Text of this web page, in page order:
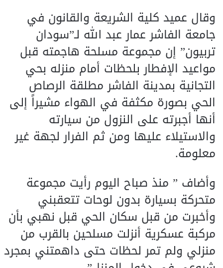
وقال عميد كلية الشريعة والقانون في
جامعة الفاشر عمار عبد الله لـ”سودان
تربيون” إن مجموعة مسلحة هاجمته قبل
مواعيد الإفطار بلحظات أمام منزله بحي
التجانية بمدينة الفاشر مطلقة الرصاص
الحي بصورة مكثفة في الهواء مشيراً إلى
أنها أجبرته على النزول من سيارته
والاستيلاء عليها ومن ثم الفرار لجهة غير
معلومة.
وأضاف ” منذ صباح اليوم رأيت مجموعة
متحركة بسيارة بدون لوحات تتعقبني
وأخبرت من قبل سكان الحي قبل نهبي بأن
مركبة عسكرية أنزلت مسلحين بالقرب من
منزلي ولم تمر لحظات حتى داهمتني بمجرد